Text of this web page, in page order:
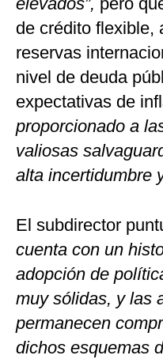
de crédito flexible,
reservas
nivel de deuda
expectativas de
proporcionado a
valiosas
alta incertidumbre
El subdirector
cuenta con un
adopción de
muy sólidas, y las
permanecen
dichos esquemas